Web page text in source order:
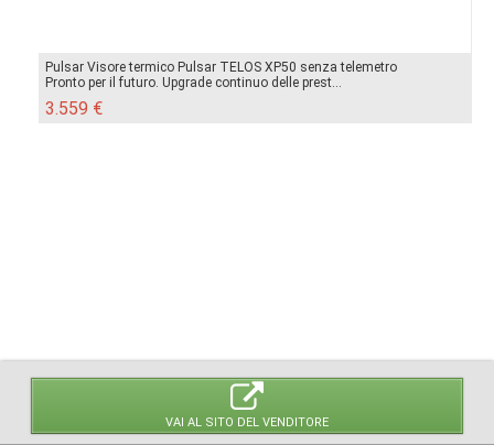
VAI AL SITO DEL VENDITORE
Pulsar Visore termico Pulsar TELOS XP50 senza telemetro
Pronto per il futuro. Upgrade continuo delle prest...
3.559 €